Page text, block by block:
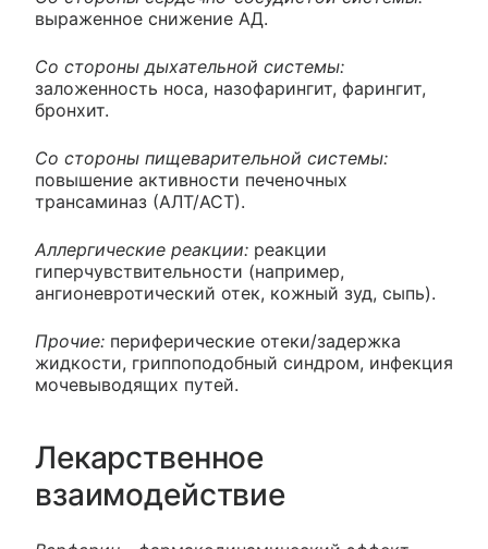
выраженное снижение АД.
Со стороны дыхательной системы:
заложенность носа, назофарингит, фарингит,
бронхит.
Со стороны пищеварительной системы:
повышение активности печеночных
трансаминаз (АЛТ/АСТ).
Аллергические реакции: реакции
гиперчувствительности (например,
ангионевротический отек, кожный зуд, сыпь).
Прочие: периферические отеки/задержка
жидкости, гриппоподобный синдром, инфекция
мочевыводящих путей.
Лекарственное
взаимодействие